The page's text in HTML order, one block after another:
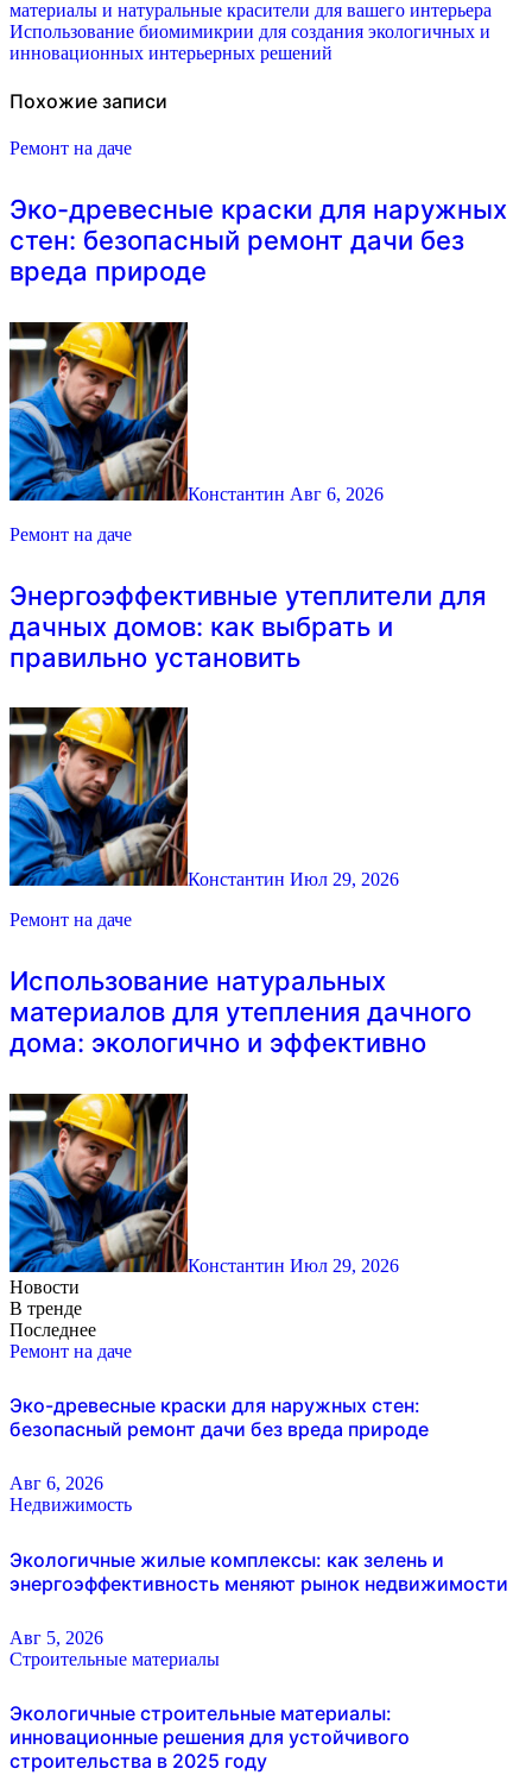
по
записям
материалы и натуральные красители для вашего интерьера
Использование биомимикрии для создания экологичных и
инновационных интерьерных решений
Похожие записи
Ремонт на даче
Эко-древесные краски для наружных
стен: безопасный ремонт дачи без
вреда природе
Константин Авг 6, 2026
Ремонт на даче
Энергоэффективные утеплители для
дачных домов: как выбрать и
правильно установить
Константин Июл 29, 2026
Ремонт на даче
Использование натуральных
материалов для утепления дачного
дома: экологично и эффективно
Константин Июл 29, 2026
Новости
В тренде
Последнее
Ремонт на даче
Эко-древесные краски для наружных стен:
безопасный ремонт дачи без вреда природе
Авг 6, 2026
Недвижимость
Экологичные жилые комплексы: как зелень и
энергоэффективность меняют рынок недвижимости
Авг 5, 2026
Строительные материалы
Экологичные строительные материалы:
инновационные решения для устойчивого
строительства в 2025 году